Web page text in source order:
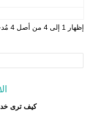
إظهار 1 إلى 4 من أصل 4 مُدخل
كيف ترى